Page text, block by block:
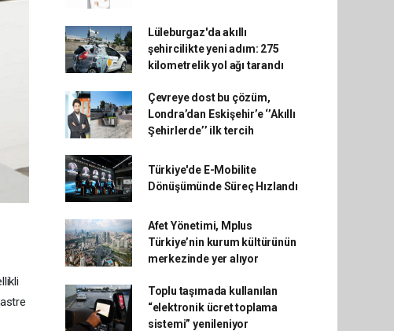
Lüleburgaz'da akıllı
şehircilikte yeni adım: 275
kilometrelik yol ağı tarandı
Çevreye dost bu çözüm,
Londra’dan Eskişehir’e ‘’Akıllı
Şehirlerde’’ ilk tercih
Türkiye'de E-Mobilite
Dönüşümünde Süreç Hızlandı
Afet Yönetimi, Mplus
Türkiye’nin kurum kültürünün
merkezinde yer alıyor
Toplu taşımada kullanılan
“elektronik ücret toplama
sistemi” yenileniyor